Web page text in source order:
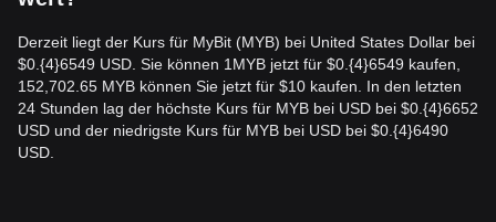
Derzeit liegt der Kurs für MyBit (MYB) bei United States Dollar bei
$0.{​4}6549 USD. Sie können 1MYB jetzt für $0.{​4}6549 kaufen,
152,702.65 MYB können Sie jetzt für $10 kaufen. In den letzten
24 Stunden lag der höchste Kurs für MYB bei USD bei $0.{​4}6652
USD und der niedrigste Kurs für MYB bei USD bei $0.{​4}6490
USD.